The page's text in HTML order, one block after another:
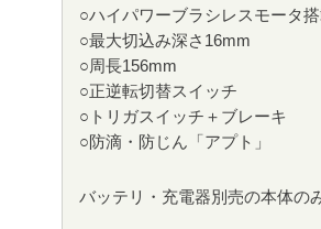
○ハイパワーブラシレスモータ
○最大切込み深さ16mm
○周長156mm
○正逆転切替スイッチ
○トリガスイッチ＋ブレーキ
○防滴・防じん「アプト」
バッテリ・充電器別売の本体の